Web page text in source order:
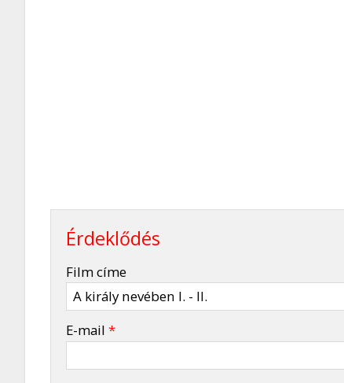
Érdeklődés
Film címe
E-mail *